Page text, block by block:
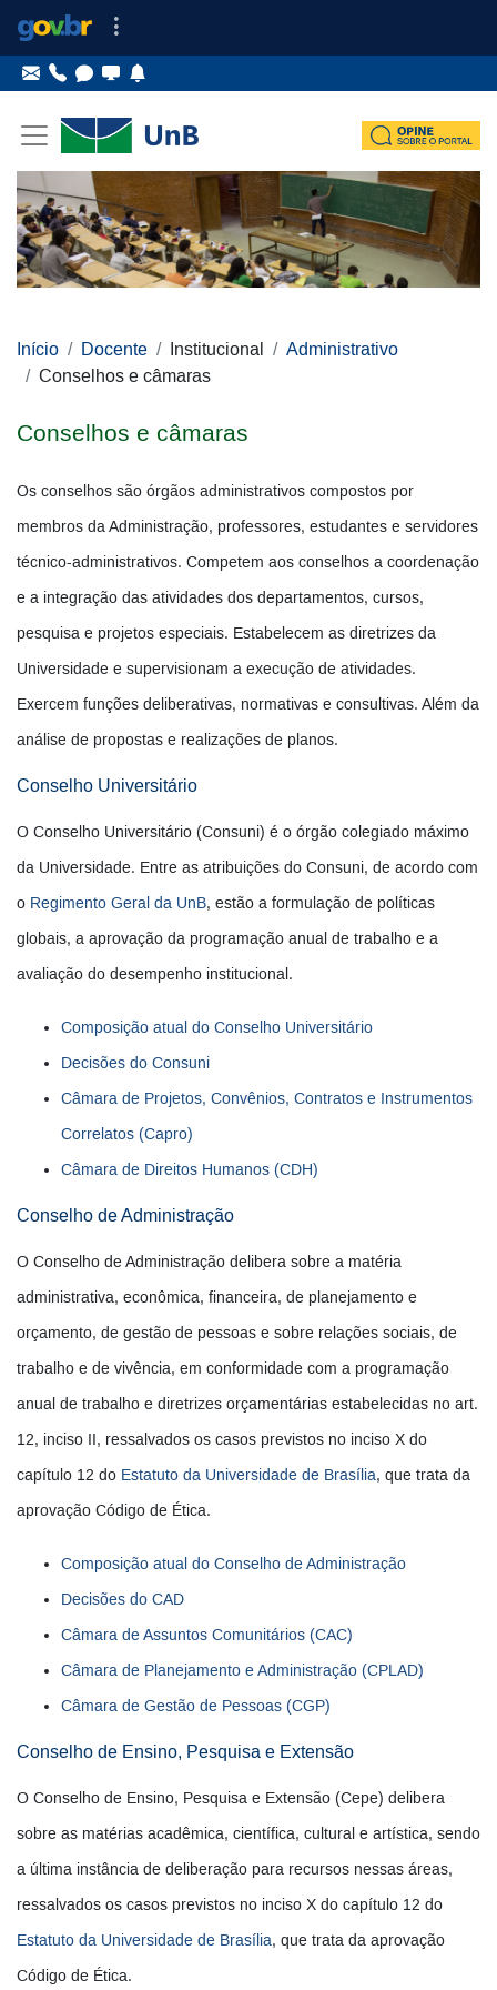
Início
Docente Institucional
Administrativo
Conselhos e câmaras
Conselhos e câmaras
Os conselhos são órgãos administrativos compostos por
membros da Administração, professores, estudantes e servidores
técnico-administrativos. Competem aos conselhos a coordenação
e a integração das atividades dos departamentos, cursos,
pesquisa e projetos especiais. Estabelecem as diretrizes da
Universidade e supervisionam a execução de atividades.
Exercem funções deliberativas, normativas e consultivas. Além da
análise de propostas e realizações de planos.
Conselho Universitário
O Conselho Universitário (Consuni) é o órgão colegiado máximo
da Universidade. Entre as atribuições do Consuni, de acordo com
o Regimento Geral da UnB, estão a formulação de políticas
globais, a aprovação da programação anual de trabalho e a
avaliação do desempenho institucional.
Composição atual do Conselho Universitário
Decisões do Consuni
Câmara de Projetos, Convênios, Contratos e Instrumentos
Correlatos (Capro)
Câmara de Direitos Humanos (CDH)
Conselho de Administração
O Conselho de Administração delibera sobre a matéria
administrativa, econômica, financeira, de planejamento e
orçamento, de gestão de pessoas e sobre relações sociais, de
trabalho e de vivência, em conformidade com a programação
anual de trabalho e diretrizes orçamentárias estabelecidas no art.
12, inciso II, ressalvados os casos previstos no inciso X do
capítulo 12 do Estatuto da Universidade de Brasília, que trata da
aprovação Código de Ética.
Composição atual do Conselho de Administração
Decisões do CAD
Câmara de Assuntos Comunitários (CAC)
Câmara de Planejamento e Administração (CPLAD)
Câmara de Gestão de Pessoas (CGP)
Conselho de Ensino, Pesquisa e Extensão
O Conselho de Ensino, Pesquisa e Extensão (Cepe) delibera
sobre as matérias acadêmica, científica, cultural e artística, sendo
a última instância de deliberação para recursos nessas áreas,
ressalvados os casos previstos no inciso X do capítulo 12 do
Estatuto da Universidade de Brasília, que trata da aprovação
Código de Ética.